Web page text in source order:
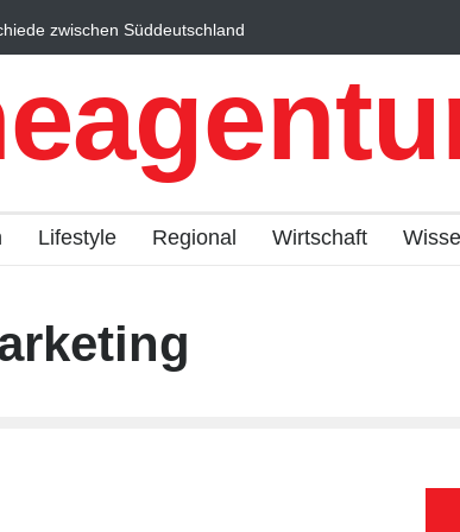
zwischen Süddeutschland
Wintersportorte als
Qualitätstourismus
Lifestyle Regional Wirtschaft